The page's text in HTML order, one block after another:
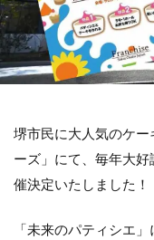
堺市民に大人気のケ
ーズ」にて、毎年大
催決定いたしました！
「未来のパティシエ